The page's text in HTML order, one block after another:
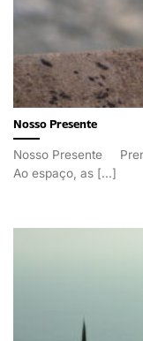
Nosso Presente
Nosso Presente
Ao espaço, as [...]